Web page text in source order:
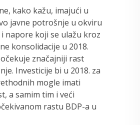
kako kažu, imajući u
javne potrošnje u okviru
i napore koji se ulažu kroz
konsolidacije u 2018.
značajniji rast
Investicije bi u 2018. za
mogle imati
a samim tim i veći
rastu BDP-a u